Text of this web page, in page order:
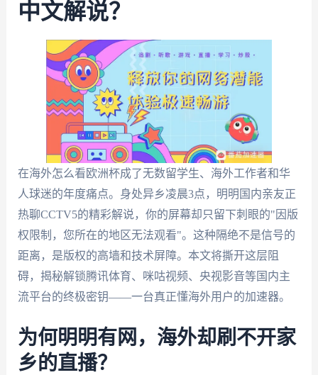
中文解说？
在海外怎么看欧洲杯成了无数留学生、海外工作者和华
人球迷的年度痛点。身处异乡凌晨3点，明明国内亲友正
热聊CCTV5的精彩解说，你的屏幕却只留下刺眼的"因版
权限制，您所在的地区无法观看"。这种隔绝不是信号的
距离，是版权的高墙和技术屏障。本文将撕开这层阻
碍，揭秘解锁腾讯体育、咪咕视频、央视影音等国内主
流平台的终极密钥——一台真正懂海外用户的加速器。
为何明明有网，海外却刷不开家
乡的直播？